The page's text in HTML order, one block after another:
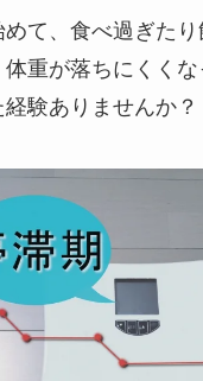
て、食べ過ぎたり
体重が落ちにくく
験ありませんか？